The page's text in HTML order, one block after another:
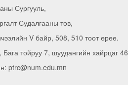
Сургууль,
Судалгааны төв,
V байр, 508, 510 тоот өрөө.
Бага тойруу 7, шуудангийн хайрцаг
ptrc@num.edu.mn